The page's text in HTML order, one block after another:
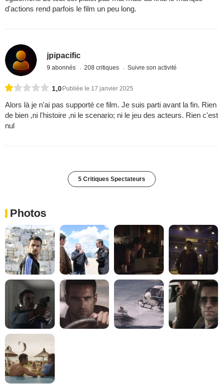
d'actions rend parfois le film un peu long.
jpipacific
9 abonnés 208 critiques Suivre son activité
1,0 Publiée le 17 janvier 2025
Alors là je n'ai pas supporté ce film. Je suis parti avant la fin. Rien
de bien ,ni l'histoire ,ni le scenario; ni le jeu des acteurs. Rien c'est
nul
5 Critiques Spectateurs
Photos